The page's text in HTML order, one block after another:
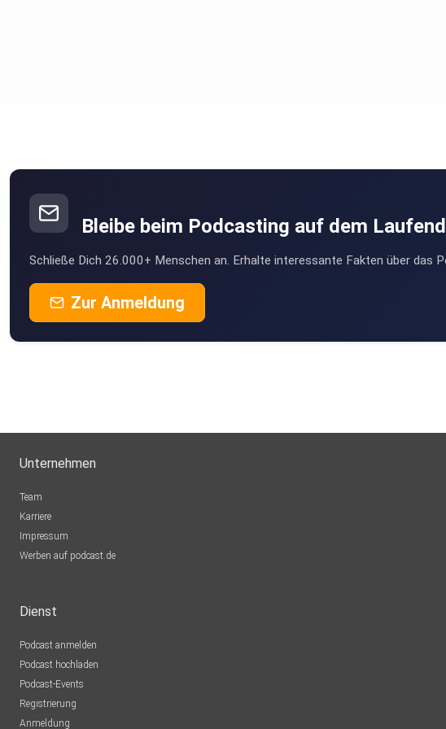
Bleibe beim Podcasting auf dem
Schließe Dich 26.000+ Menschen an. Erhalte interessante Fakten über das
Zur Anmeldung
Unternehmen
Team
Karriere
Impressum
Werben auf podcast.de
Dienst
Podcast anmelden
Podcast hochladen
Podcast-Events
Registrierung
Anmeldung